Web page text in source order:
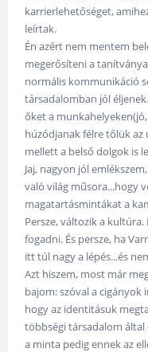
karrierlehetőséget,
leírtak.
Én azért nem mentem
megerősíteni a
normális kommunikáció
társadalomban jól
őket a
húzódjanak félre tőlük az
mellett a belső dolgok is
Jaj, nagyon jól
való világ műsora...hogy
magatartásmintákat a
Persze, változik a
fogadni. És persze, ha
itt túl nagy a lépés...és
Azt hiszem, most már
bajom: szóval a cigányok
hogy az identitásuk
többségi társadalom
a minta pedig ennek az